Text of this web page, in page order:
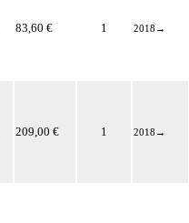
83,60 € 1 2018 →
209,00 € 1 2018 →